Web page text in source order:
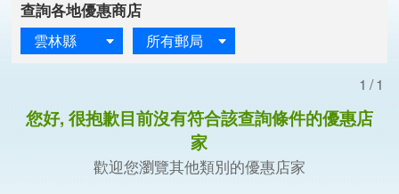
查詢各地優惠商店
雲林縣 所有郵局
1/1
您好, 很抱歉目前沒有符合該查詢條件的優惠店
家
歡迎您瀏覽其他類別的優惠店家